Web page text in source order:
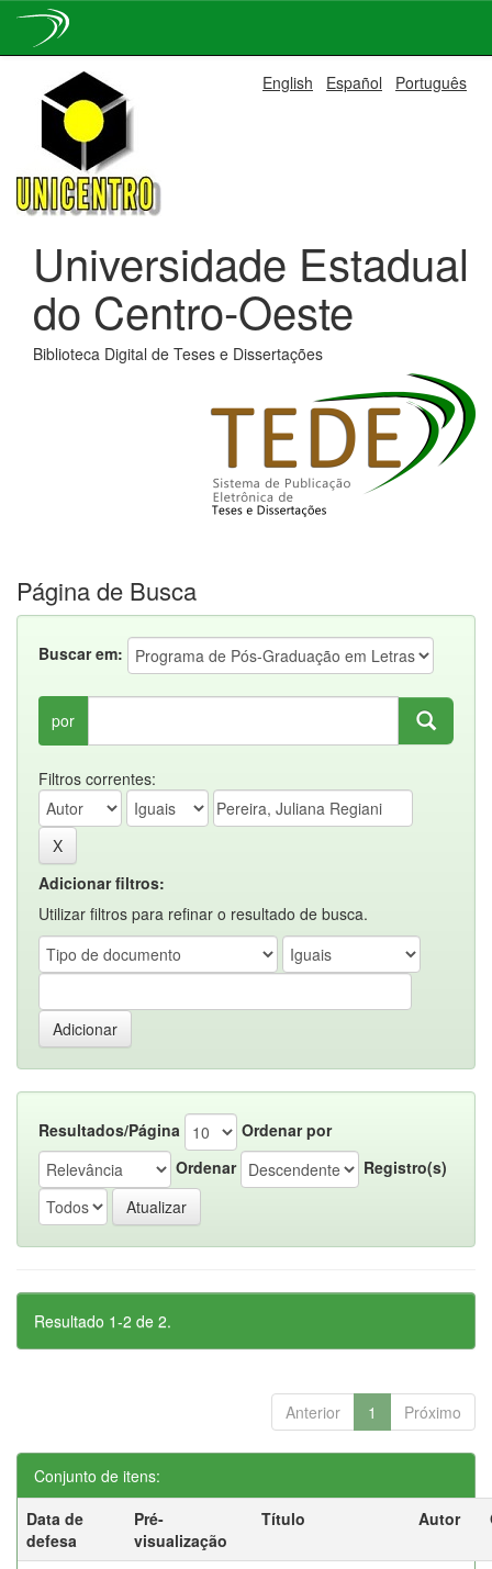
navigation
English Español Português
Universidade Estadual
do Centro-Oeste
Biblioteca Digital de Teses e Dissertações
Página de Busca
Buscar em:
por
Filtros correntes:
Adicionar filtros:
Utilizar filtros para refinar o resultado de busca.
Resultados/Página
Ordenar por
Ordenar
Registro(s)
Resultado 1-2 de 2.
Anterior 1 Próximo
Conjunto de itens:
Data de
defesa
Pré-
visualização
Título Autor